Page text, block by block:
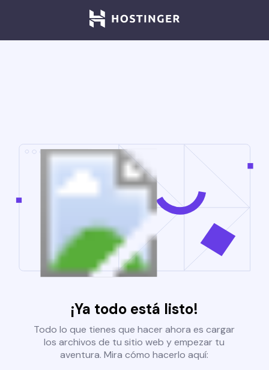
¡Ya todo está listo!
Todo lo que tienes que hacer ahora es cargar
los archivos de tu sitio web y empezar tu
aventura. Mira cómo hacerlo aquí: